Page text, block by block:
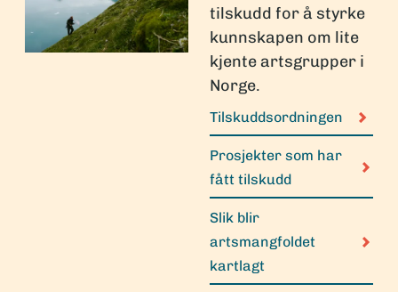
tilskudd for å styrke
kunnskapen om lite
kjente artsgrupper i
Norge.
Tilskuddsordningen
Prosjekter som har
fått tilskudd
Slik blir
artsmangfoldet
kartlagt